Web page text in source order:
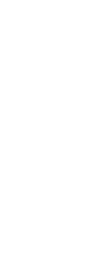
F
G